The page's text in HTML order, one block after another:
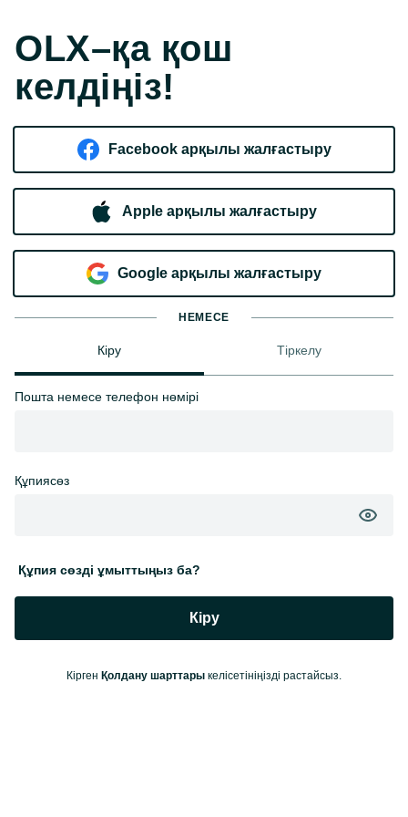
OLX–қа қош
келдіңіз!
Facebook арқылы жалғастыру
Apple арқылы жалғастыру
Google арқылы жалғастыру
НЕМЕСЕ
Кіру Тіркелу
Пошта немесе телефон нөмірі
Құпиясөз
Құпия сөзді ұмыттыңыз ба?
Кіру
Кірген Қолдану шарттары келісетініңізді растайсыз.